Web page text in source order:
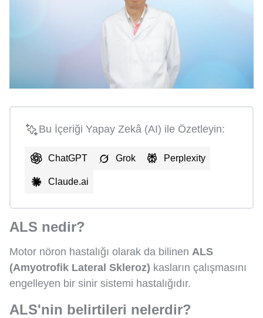
Bu İçeriği Yapay Zekâ (AI) ile Özetleyin:
ChatGPT Grok Perplexity
Claude.ai
ALS nedir?
Motor nöron hastalığı olarak da bilinen ALS
(Amyotrofik Lateral Skleroz) kasların çalışmasını
engelleyen bir sinir sistemi hastalığıdır.
ALS'nin belirtileri nelerdir?